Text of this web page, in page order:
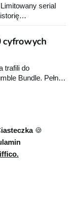
serial
Jedi”
„Gwiezdne
już dostępnych
cyfrowych
trafili do
Bundle. Pełny
18,71
🍪